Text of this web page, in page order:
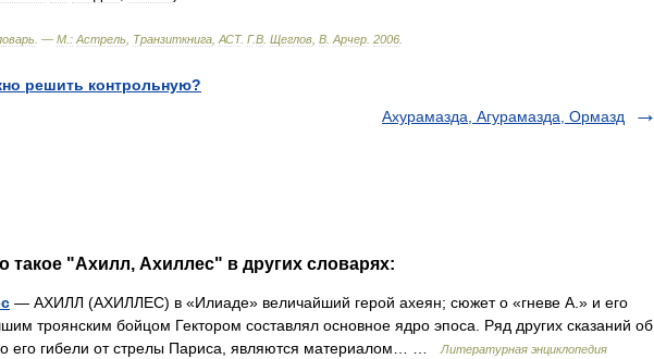
. — М : Астрель Транзиткнига АСТ. Г.В Щеглов В Арчер 2006
решить контрольную?
Ахурамазда, Агурамазда, Ормазд
такое "Ахилл, Ахиллес" в других словарях:
— АХИЛЛ (АХИЛЛЕС) в «Илиаде» величайший герой ахеян; сюжет о «гневе А.» и его
троянским бойцом Гектором составлял основное ядро эпоса. Ряд других сказаний об
о его гибели от стрелы Париса, являются материалом… …
Литературная энциклопедия